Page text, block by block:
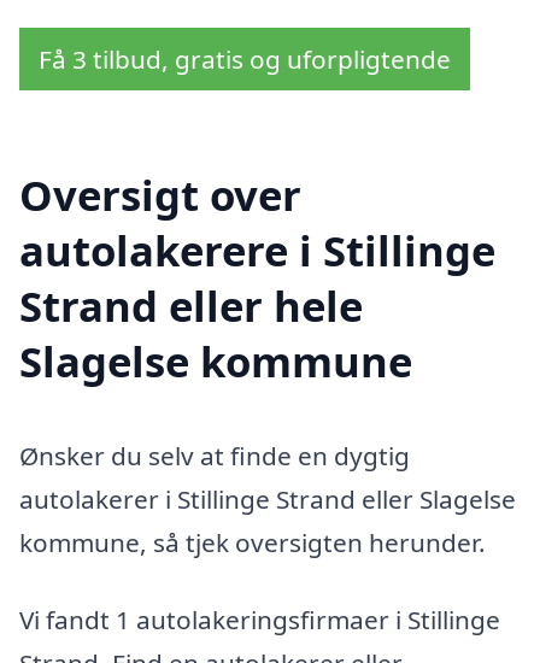
Få 3 tilbud, gratis og uforpligtende
Oversigt over
autolakerere i Stillinge
Strand eller hele
Slagelse kommune
Ønsker du selv at finde en dygtig
autolakerer i Stillinge Strand eller Slagelse
kommune, så tjek oversigten herunder.
Vi fandt 1 autolakeringsfirmaer i Stillinge